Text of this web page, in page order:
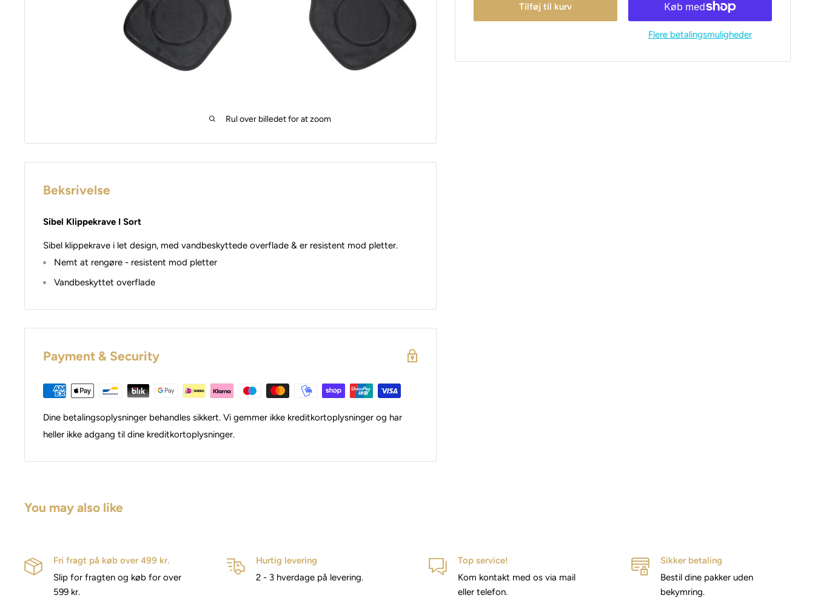
Rul over billedet for at zoom
Tilføj til kurv
Flere betalingsmuligheder
Beksrivelse
Sibel Klippekrave I Sort
Sibel klippekrave i let design, med vandbeskyttede overflade & er resistent mod pletter.
Nemt at rengøre - resistent mod pletter
Vandbeskyttet overflade
Payment & Security
Dine betalingsoplysninger behandles sikkert. Vi gemmer ikke kreditkortoplysninger og har
heller ikke adgang til dine kreditkortoplysninger.
You may also like
Fri fragt på køb over 499 kr.
Slip for fragten og køb for over
599 kr.
Hurtig levering
2 - 3 hverdage på levering.
Top service!
Kom kontakt med os via mail
eller telefon.
Sikker betaling
Bestil dine pakker uden
bekymring.